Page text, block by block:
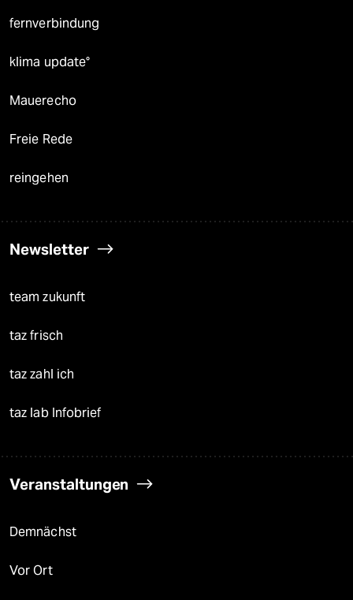
fernverbindung
klima update°
Mauerecho
Freie Rede
reingehen
Newsletter
team zukunft
taz frisch
taz zahl ich
taz lab Infobrief
Veranstaltungen
Demnächst
Vor Ort